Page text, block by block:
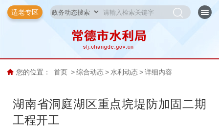
适老专区
您的位置： 首页 > 综合动态 > 水利动态 > 详细内容
湖南省洞庭湖区重点垸堤防加固二期
工程开工